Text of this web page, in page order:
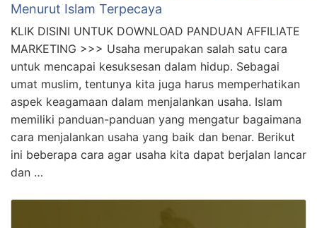
Menurut Islam Terpecaya
KLIK DISINI UNTUK DOWNLOAD PANDUAN AFFILIATE
MARKETING >>> Usaha merupakan salah satu cara
untuk mencapai kesuksesan dalam hidup. Sebagai
umat muslim, tentunya kita juga harus memperhatikan
aspek keagamaan dalam menjalankan usaha. Islam
memiliki panduan-panduan yang mengatur bagaimana
cara menjalankan usaha yang baik dan benar. Berikut
ini beberapa cara agar usaha kita dapat berjalan lancar
dan …